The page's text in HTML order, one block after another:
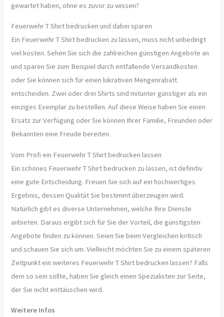
gewartet haben, ohne es zuvor zu wissen?
Feuerwehr T Shirt bedrucken und dabei sparen
Ein Feuerwehr T Shirt bedrucken zu lassen, muss nicht unbedingt
viel kosten. Sehen Sie sich die zahlreichen günstigen Angebote an
und sparen Sie zum Beispiel durch entfallende Versandkosten
oder Sie können sich für einen lukrativen Mengenrabatt
entscheiden. Zwei oder drei Shirts sind mitunter günstiger als ein
einziges Exemplar zu bestellen. Auf diese Weise haben Sie einen
Ersatz zur Verfügung oder Sie können Ihrer Familie, Freunden oder
Bekannten eine Freude bereiten.
Vom Profi ein Feuerwehr T Shirt bedrucken lassen
Ein schönes Feuerwehr T Shirt bedrucken zu lassen, ist definitiv
eine gute Entscheidung. Freuen Sie sich auf ein hochwertiges
Ergebnis, dessen Qualität Sie bestimmt überzeugen wird.
Natürlich gibt es diverse Unternehmen, welche Ihre Dienste
anbieten. Daraus ergibt sich für Sie der Vorteil, die günstigsten
Angebote finden zu können. Seien Sie beim Vergleichen kritisch
und schauen Sie sich um. Vielleicht möchten Sie zu einem späteren
Zeitpunkt ein weiteres Feuerwehr T Shirt bedrucken lassen? Falls
dem so sein sollte, haben Sie gleich einen Spezialisten zur Seite,
der Sie nicht enttäuschen wird.
Weitere Infos